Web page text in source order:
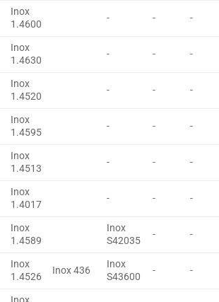
Inox
1.4600
- - -
Inox
1.4630
- - -
Inox
1.4520
- - -
Inox
1.4595
- - -
Inox
1.4513
- - -
Inox
1.4017
- - -
Inox
1.4589
Inox
S42035
- -
Inox
1.4526
Inox 436
Inox
S43600
- -